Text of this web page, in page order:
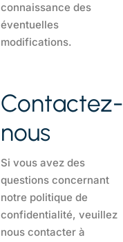
connaissance des
éventuelles
modifications.
Contactez-
nous
Si vous avez des
questions concernant
notre politique de
confidentialité, veuillez
nous contacter à